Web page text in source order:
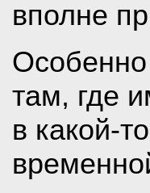
вполне
Особенно
там, где
в какой-